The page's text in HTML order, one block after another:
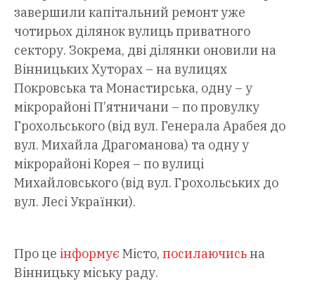
завершили капітальний ремонт уже
чотирьох ділянок вулиць приватного
сектору. Зокрема, дві ділянки оновили на
Вінницьких Хуторах – на вулицях
Покровська та Монастирська, одну – у
мікрорайоні П’ятничани – по провулку
Грохольського (від вул. Генерала Арабея до
вул. Михайла Драгоманова) та одну у
мікрорайоні Корея – по вулиці
Михайловського (від вул. Грохольських до
вул. Лесі Українки).
Про це інформує Місто, посилаючисьна
Вінницьку міську раду.